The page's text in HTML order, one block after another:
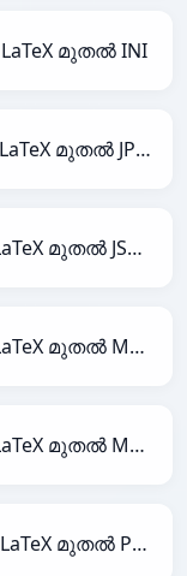
LaTeX മുതൽ INI
LaTeX മുതൽ JPEG
LaTeX മുതൽ JSONLines
LaTeX മുതൽ Markdown
LaTeX മുതൽ MediaWiki
LaTeX മുതൽ PDF